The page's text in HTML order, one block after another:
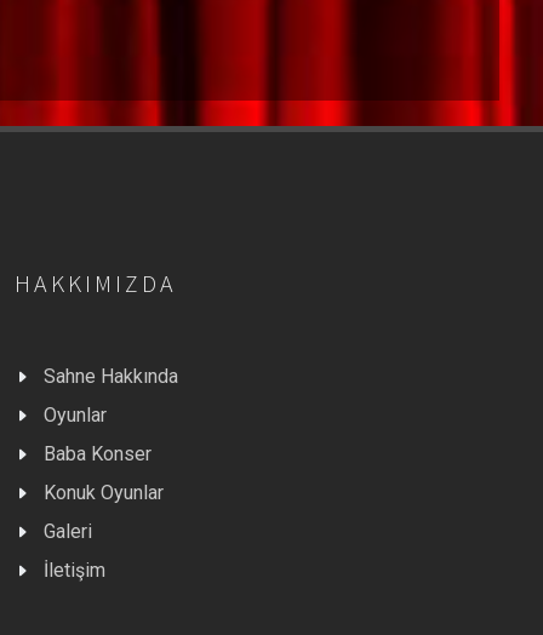
HAKKIMIZDA
Sahne Hakkında
Oyunlar
Baba Konser
Konuk Oyunlar
Galeri
İletişim